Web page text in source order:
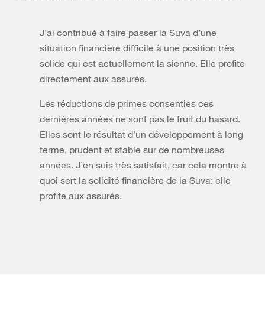
J’ai contribué à faire passer la Suva d’une
situation financière difficile à une position très
solide qui est actuellement la sienne. Elle profite
directement aux assurés.
Les réductions de primes consenties ces
dernières années ne sont pas le fruit du hasard.
Elles sont le résultat d’un développement à long
terme, prudent et stable sur de nombreuses
années. J’en suis très satisfait, car cela montre à
quoi sert la solidité financière de la Suva: elle
profite aux assurés.